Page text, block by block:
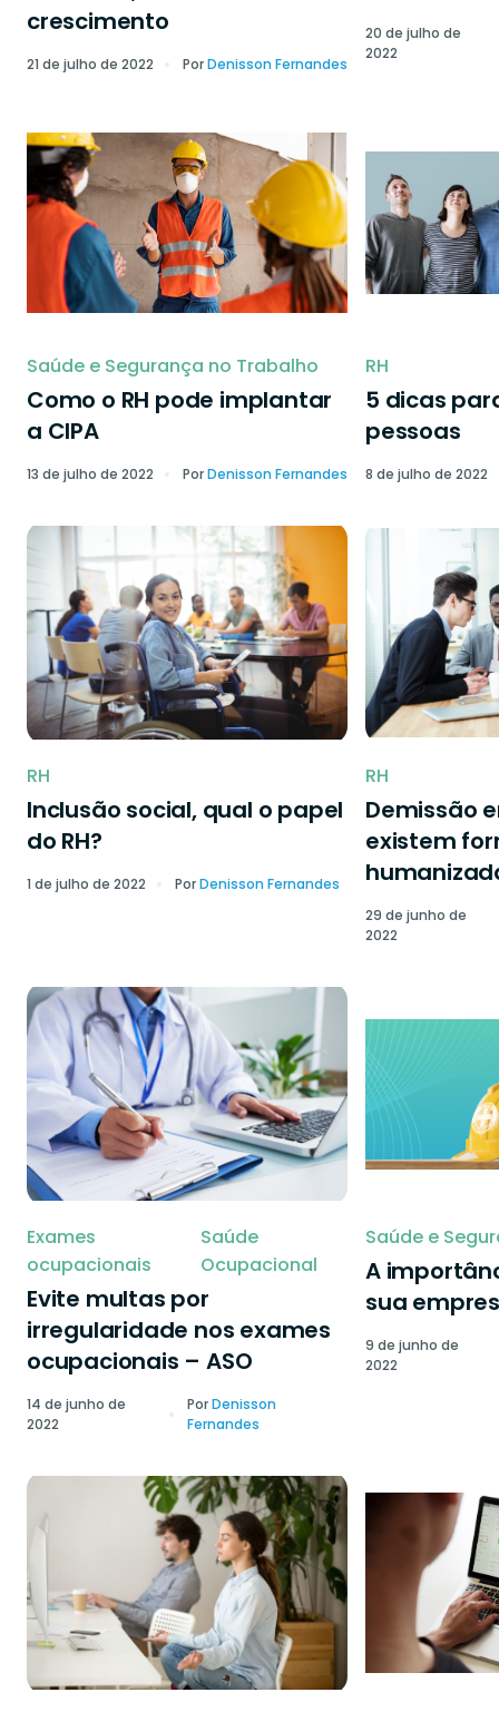
crescimento
21 de julho de 2022 PorDenisson Fernandes
20 de julho de
2022
Saúde e Segurança no Trabalho
Como o RH pode implantar
a CIPA
13 de julho de 2022 PorDenisson Fernandes
RH
5 dicas
pessoas
8 de julho de 2022
RH
Inclusão social, qual o papel
do RH?
1 de julho de 2022 PorDenisson Fernandes
RH
Demissão
existem
29 de junho de
2022
Exames
ocupacionais
Saúde
Ocupacional
Evite multas por
irregularidade nos exames
ocupacionais – ASO
14 de junho de
2022
PorDenisson
Fernandes
Saúde e
A
sua
9 de junho de
2022